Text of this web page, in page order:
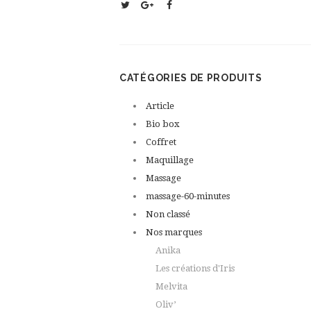
CATÉGORIES DE PRODUITS
Article
Bio box
Coffret
Maquillage
Massage
massage-60-minutes
Non classé
Nos marques
Anika
Les créations d'Iris
Melvita
Oliv’